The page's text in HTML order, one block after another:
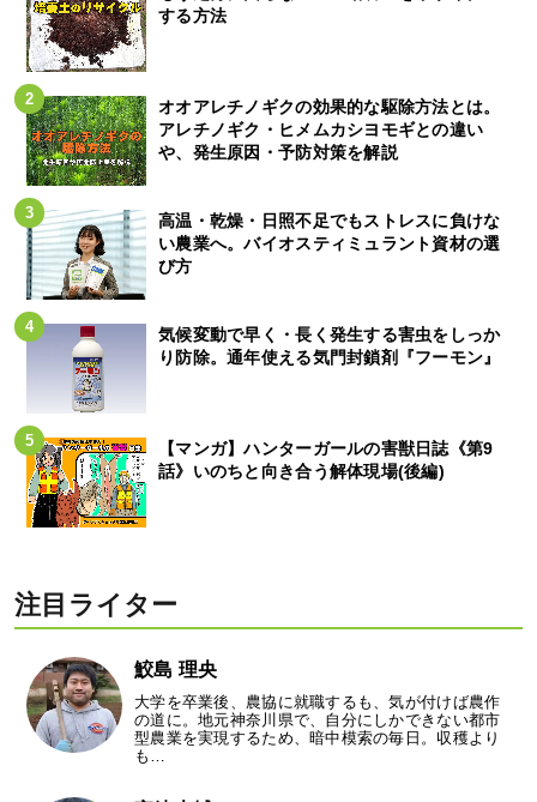
する方法
オオアレチノギクの効果的な駆除方法とは。
アレチノギク・ヒメムカシヨモギとの違い
や、発生原因・予防対策を解説
高温・乾燥・日照不足でもストレスに負けな
い農業へ。バイオスティミュラント資材の選
び方
気候変動で早く・長く発生する害虫をしっか
り防除。通年使える気門封鎖剤『フーモン』
【マンガ】ハンターガールの害獣日誌《第9
話》いのちと向き合う解体現場(後編)
注目ライター
鮫島 理央
大学を卒業後、農協に就職するも、気が付けば農作
の道に。地元神奈川県で、自分にしかできない都市
型農業を実現するため、暗中模索の毎日。収穫より
も…